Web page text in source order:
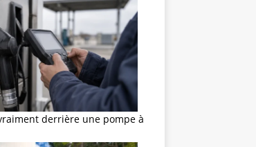
derrière une pompe à